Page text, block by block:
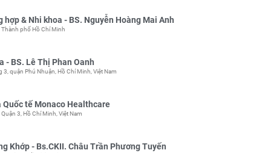
hợp & Nhi khoa - BS. Nguyễn Hoàng Mai Anh
Thành phố Hồ Chí Minh
- BS. Lê Thị Phan Oanh
quận Phú Nhuận, Hồ Chí Minh, Việt Nam
Quốc tế Monaco Healthcare
3, Hồ Chí Minh, Việt Nam
Khớp - Bs.CKII. Châu Trần Phương Tuyến